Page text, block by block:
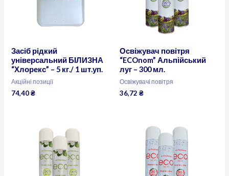
Засіб рідкий
універсальний БІЛИЗНА
“Хлорекс” – 5 кг./ 1 шт.уп.
Акційні позиції
74,40₴
Освіжувач повітря
“ECOnom” Альпійський
луг – 300 мл.
Освіжувачі повітря
36,72 ₴